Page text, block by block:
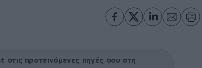
στις προτεινόμενες πηγές σου στη